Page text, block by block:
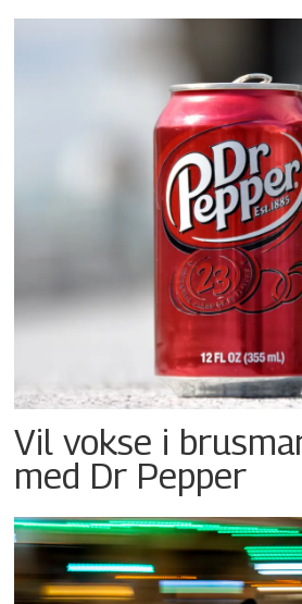
Vil vokse i
med Dr Pepper